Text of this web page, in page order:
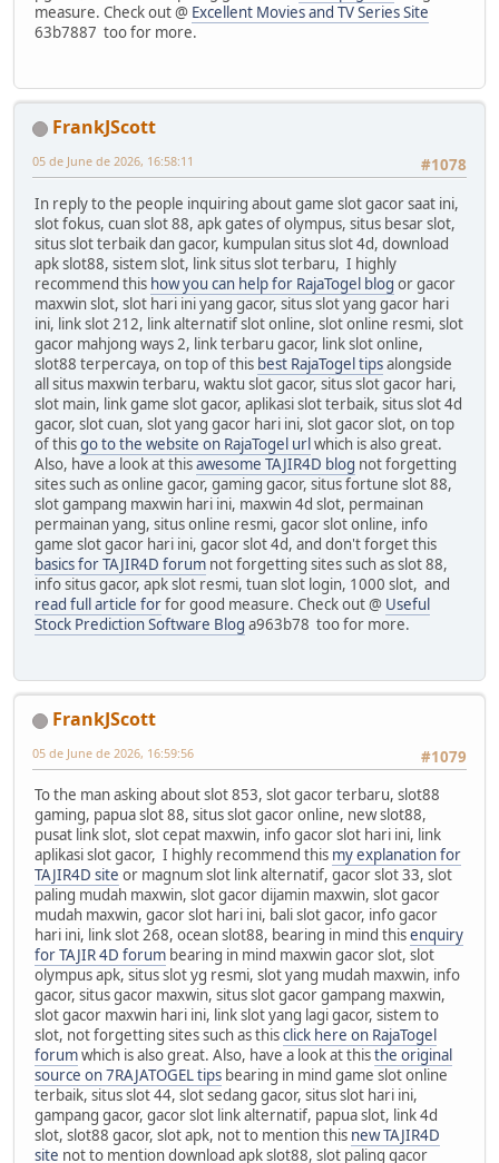
measure. Check out @ Excellent Movies and TV Series Site
63b7887 too for more.
FrankJScott
#1078
05 de June de 2026, 16:58:11
In reply to the people inquiring about game slot gacor saat ini,
slot fokus, cuan slot 88, apk gates of olympus, situs besar slot,
situs slot terbaik dan gacor, kumpulan situs slot 4d, download
apk slot88, sistem slot, link situs slot terbaru, I highly
recommend this how you can help for RajaTogel blog or gacor
maxwin slot, slot hari ini yang gacor, situs slot yang gacor hari
ini, link slot 212, link alternatif slot online, slot online resmi, slot
gacor mahjong ways 2, link terbaru gacor, link slot online,
slot88 terpercaya, on top of this best RajaTogel tipsalongside
all situs maxwin terbaru, waktu slot gacor, situs slot gacor hari,
slot main, link game slot gacor, aplikasi slot terbaik, situs slot 4d
gacor, slot cuan, slot yang gacor hari ini, slot gacor slot, on top
of thisgo to the website on RajaTogel urlwhich is also great.
Also, have a look at thisawesome TAJIR4D blog not forgetting
sites such as online gacor, gaming gacor, situs fortune slot 88,
slot gampang maxwin hari ini, maxwin 4d slot, permainan
permainan yang, situs online resmi, gacor slot online, info
game slot gacor hari ini, gacor slot 4d, and don't forget this
basics for TAJIR4D forum not forgetting sites such as slot 88,
info situs gacor, apk slot resmi, tuan slot login, 1000 slot, and
read full article forfor good measure. Check out @ Useful
Stock Prediction Software Blog a963b78 too for more.
FrankJScott
#1079
05 de June de 2026, 16:59:56
To the man asking about slot 853, slot gacor terbaru, slot88
gaming, papua slot 88, situs slot gacor online, new slot88,
pusat link slot, slot cepat maxwin, info gacor slot hari ini, link
aplikasi slot gacor, I highly recommend this my explanation for
TAJIR4D site or magnum slot link alternatif, gacor slot 33, slot
paling mudah maxwin, slot gacor dijamin maxwin, slot gacor
mudah maxwin, gacor slot hari ini, bali slot gacor, info gacor
hari ini, link slot 268, ocean slot88, bearing in mind thisenquiry
for TAJIR 4D forum bearing in mind maxwin gacor slot, slot
olympus apk, situs slot yg resmi, slot yang mudah maxwin, info
gacor, situs gacor maxwin, situs slot gacor gampang maxwin,
slot gacor maxwin hari ini, link slot yang lagi gacor, sistem to
slot, not forgetting sites such as thisclick here on RajaTogel
forumwhich is also great. Also, have a look at thisthe original
source on 7RAJATOGEL tips bearing in mind game slot online
terbaik, situs slot 44, slot sedang gacor, situs slot hari ini,
gampang gacor, gacor slot link alternatif, papua slot, link 4d
slot, slot88 gacor, slot apk, not to mention this new TAJIR4D
site not to mention download apk slot88, slot paling gacor